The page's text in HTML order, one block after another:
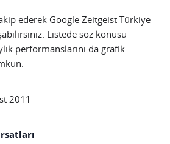
ederek Google Zeitgeist Türkiye
Listede söz konusu
performanslarını da grafik
2011